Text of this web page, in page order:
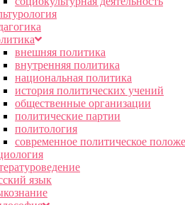
внешняя политика
внутренняя политика
национальная политика
история политических учений
общественные организации
политические партии
политология
современное политическое
язык